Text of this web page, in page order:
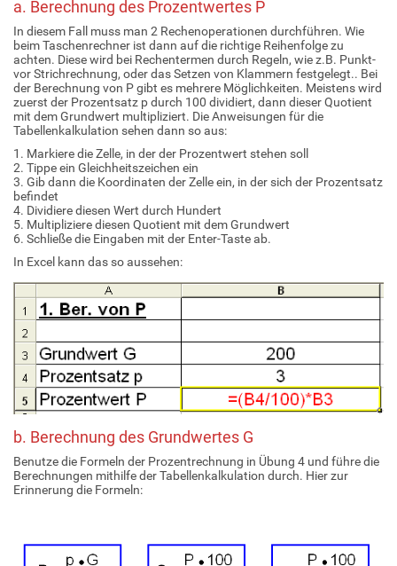
a. Berechnung des Prozentwertes P
In diesem Fall muss man 2 Rechenoperationen durchführen. Wie
beim Taschenrechner ist dann auf die richtige Reihenfolge zu
achten. Diese wird bei Rechentermen durch Regeln, wie z.B. Punkt-
vor Strichrechnung, oder das Setzen von Klammern festgelegt.. Bei
der Berechnung von P gibt es mehrere Möglichkeiten. Meistens wird
zuerst der Prozentsatz p durch 100 dividiert, dann dieser Quotient
mit dem Grundwert multipliziert. Die Anweisungen für die
Tabellenkalkulation sehen dann so aus:
1. Markiere die Zelle, in der der Prozentwert stehen soll
2. Tippe ein Gleichheitszeichen ein
3. Gib dann die Koordinaten der Zelle ein, in der sich der Prozentsatz
befindet
4. Dividiere diesen Wert durch Hundert
5. Multipliziere diesen Quotient mit dem Grundwert
6. Schließe die Eingaben mit der Enter-Taste ab.
In Excel kann das so aussehen:
b. Berechnung des Grundwertes G
Benutze die Formeln der Prozentrechnung in Übung 4 und führe die
Berechnungen mithilfe der Tabellenkalkulation durch. Hier zur
Erinnerung die Formeln: